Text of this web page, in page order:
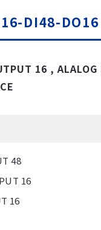
DI48-DO16
16 ,
48
16
16